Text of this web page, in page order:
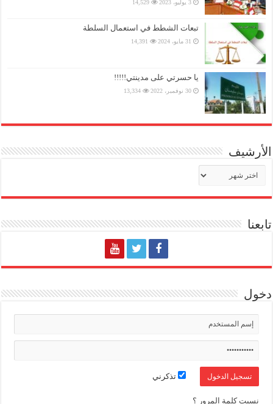
3 يوليو، 2023 14,529
تبعات الشطط في استعمال السلطة
31 مايو، 2024 14,391
يا حسرتي على مدينتي!!!!!
30 نوفمبر، 2022 13,334
الأرشيف
تابعنا
دخول
تذكرني
نسيت كلمة المرور ؟